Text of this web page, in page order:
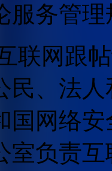
服务管理
联网跟
民、法
国网络
室负责